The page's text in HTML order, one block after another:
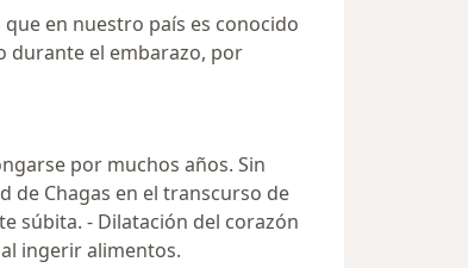
en nuestro país es conocido
durante el embarazo, por
por muchos años. Sin
de Chagas en el transcurso de
súbita. - Dilatación del corazón
ingerir alimentos.